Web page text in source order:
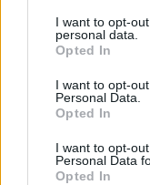
I want to opt-
personal data.
Opted In
I want to opt-
Personal Data.
Opted In
I want to opt-
Personal Data
Opted In